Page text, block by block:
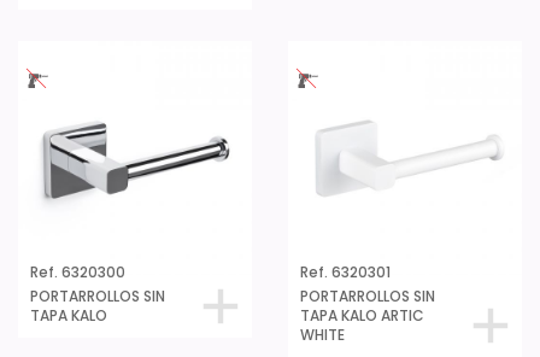
Ref. 6320300
PORTARROLLOS SIN
TAPA KALO
Ref. 6320301
PORTARROLLOS SIN
TAPA KALO ARTIC
WHITE